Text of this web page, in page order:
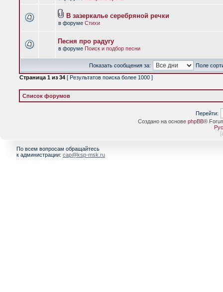
В зазеркалье серебряной речки
в форуме Стихи
Песня про радугу
в форуме Поиск и подбор песни
Показать сообщения за:
Поле
Страница 1 из 34 [ Результатов поиска более 1000 ]
Список форумов
Перейти:
Создано на основе phpBB®
[
По всем вопросам обращайтесь
к администрации: cap@ksp-msk.ru